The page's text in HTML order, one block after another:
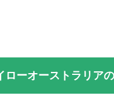
ローオーストラリア